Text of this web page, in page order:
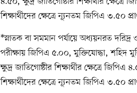
শিক্ষার্থীদের ক্ষেত্রে ন্যূনতম জিপিএ ৩.৫০
*স্নাতক বা সমমান পর্যায়ে অধ্যয়নরত দরিদ্র
পরীক্ষায় জিপিএ ৫.০০, মুক্তিযোদ্ধা, শহিদ
ক্ষুদ্র জাতিগোষ্ঠীর শিক্ষার্থীর ক্ষেত্রে
শিক্ষার্থীদের ক্ষেত্রে ন্যূনতম জিপিএ ৩.৫০